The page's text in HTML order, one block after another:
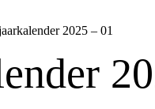
2025 – 01